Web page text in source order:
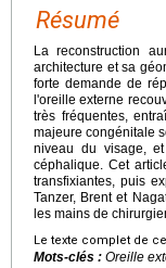
Résumé
La reconstruction
architecture et sa
forte demande de
l'oreille externe
très fréquentes,
majeure congénitale
niveau du visage,
céphalique. Cet
transfixiantes, puis
Tanzer, Brent et
les mains de
Le texte complet de
Mots-clés : Oreille